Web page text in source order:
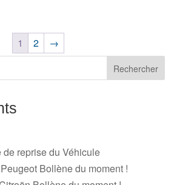
1 2 →
reprise du Véhicule
Bollène du moment !